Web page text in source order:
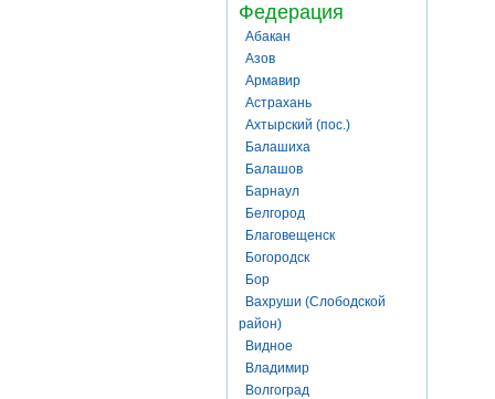
Федерация
Абакан
Азов
Армавир
Астрахань
Ахтырский (пос.)
Балашиха
Балашов
Барнаул
Белгород
Благовещенск
Богородск
Бор
Вахруши (Слободской
район)
Видное
Владимир
Волгоград